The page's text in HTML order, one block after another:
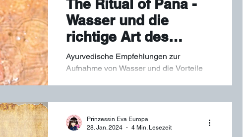
Ayurvedische Getränke Ayurvedische Ernährung Sirup
Halloween Magische Partyrezepte
The Ritual of Pana -
Wasser und die
richtige Art des
Trinkens nach
Ayurveda
Ayurvedische Empfehlungen zur
Aufnahme von Wasser und die Vorteile
Prinzessin Eva Europa
28. Jan. 2024
4 Min. Lesezeit